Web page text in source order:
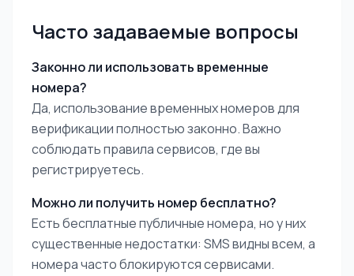
Часто задаваемые вопросы
Законно ли использовать временные
номера?
Да, использование временных номеров для
верификации полностью законно. Важно
соблюдать правила сервисов, где вы
регистрируетесь.
Можно ли получить номер бесплатно?
Есть бесплатные публичные номера, но у них
существенные недостатки: SMS видны всем, а
номера часто блокируются сервисами.